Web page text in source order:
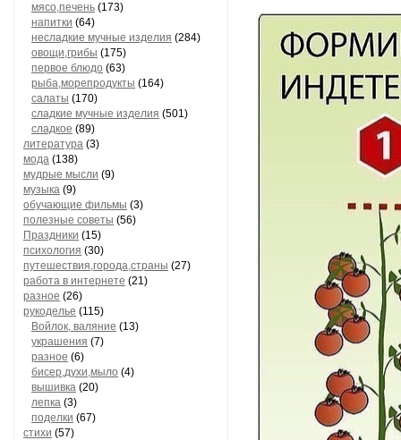
мясо,печень (173)
напитки (64)
несладкие мучные изделия (284)
овощи,грибы (175)
первое блюдо (63)
рыба,морепродукты (164)
салаты (170)
сладкие мучные изделия (501)
сладкое (89)
литература (3)
мода (138)
мудрые мысли (9)
музыка (9)
обучающие фильмы (3)
полезные советы (56)
Праздники (15)
психология (30)
путешествия,города,страны (27)
работа в интернете (21)
разное (26)
рукоделье (115)
Войлок, валяние (13)
украшения (7)
разное (6)
бисер,духи,мыло (4)
вышивка (20)
лепка (3)
поделки (67)
стихи (57)